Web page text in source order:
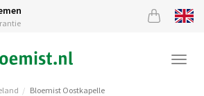
Bloemist Oostkapelle